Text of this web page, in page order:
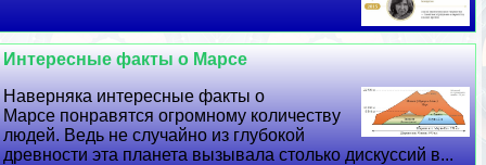
Интересные факты о Марсе
Наверняка интересные факты о
Марсе понравятся огромному количеству
людей. Ведь не случайно из глубокой
древности эта планета вызывала столько дискуссий в...